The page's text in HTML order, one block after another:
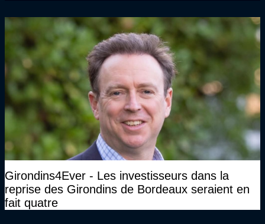
Girondins4Ever - Les investisseurs dans la
reprise des Girondins de Bordeaux seraient en
fait quatre